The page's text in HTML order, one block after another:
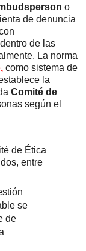
o
de denuncia
de las
La norma
como sistema de
la
Comité de
según el
de Ética
entre
se
de